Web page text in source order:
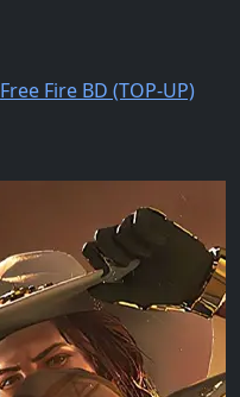
Free Fire BD (TOP-UP)